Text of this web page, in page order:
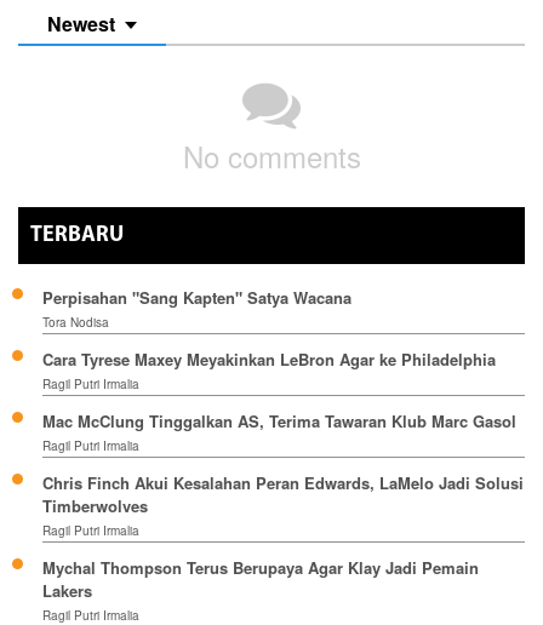
Newest
No comments
TERBARU
Perpisahan "Sang Kapten" Satya Wacana
Tora Nodisa
Cara Tyrese Maxey Meyakinkan LeBron Agar ke Philadelphia
Ragil Putri Irmalia
Mac McClung Tinggalkan AS, Terima Tawaran Klub Marc Gasol
Ragil Putri Irmalia
Chris Finch Akui Kesalahan Peran Edwards, LaMelo Jadi Solusi
Timberwolves
Ragil Putri Irmalia
Mychal Thompson Terus Berupaya Agar Klay Jadi Pemain
Lakers
Ragil Putri Irmalia